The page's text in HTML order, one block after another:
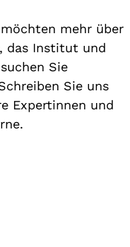
mehr über
das Institut und
Sie
Sie uns
Expertinnen und